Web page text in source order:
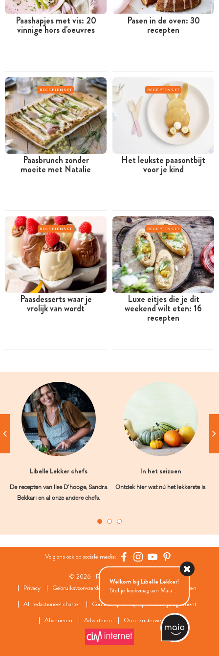
Paashapjes met vis: 20
vinnige hors d'oeuvres
Pasen in de oven: 30
recepten
RECEPTENSET
Paasbrunch zonder
moeite met Natalie
RECEPTENSET
Het leukste paasontbijt
voor je kind
RECEPTENSET
Paasdesserts waar je
vrolijk van wordt
RECEPTENSET
Luxe eitjes die je dit
weekend wilt eten: 16
recepten
Libelle Lekker chefs
De recepten van Ilse D’hooge, Sandra
Bekkari en al onze andere chefs.
In het seizoen
Ontdek hier wat nú het lekkerste is.
Volg ons ook op sociale media:
© 2026 - Roularta Media Group
Privacy
Gebruiksvoorwaarden Cookies
Cookies instellingen
AI: redactioneel charter
Contact FAQ
Wedstrijdreglement
Abonneren
Adverteren Onze zusterwebsites
Welkom bij Libelle Lekker!
Stel je kookvraag aan Maia...